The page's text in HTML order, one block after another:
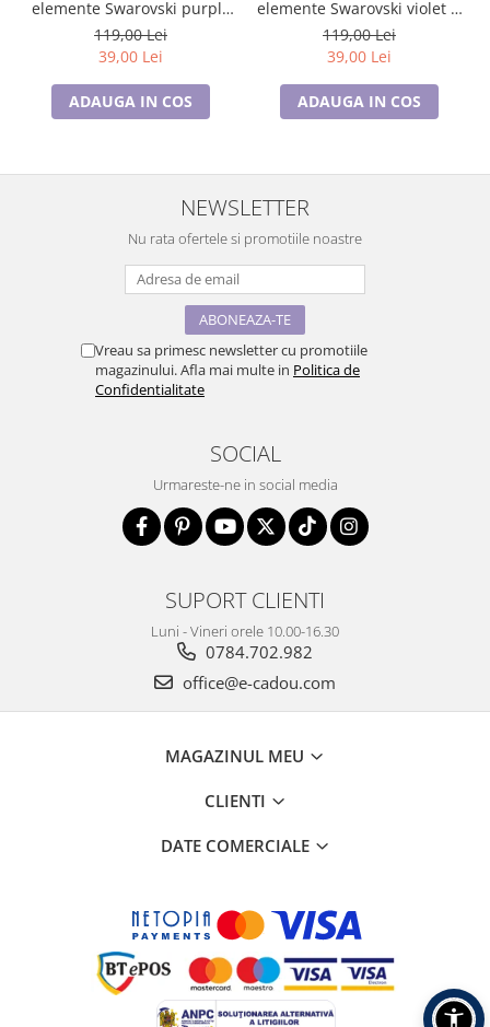
elemente Swarovski purple
si placata cu aur 18K
garantie 6 luni
119,00 Lei
39,00 Lei
ADAUGA IN COS
elemente Swarovski violet si
placata cu aur 18K garantie
6 luni
119,00 Lei
39,00 Lei
ADAUGA IN COS
NEWSLETTER
Nu rata ofertele si promotiile noastre
Vreau sa primesc newsletter cu promotiile
magazinului. Afla mai multe in Politica de
Confidentialitate
SOCIAL
Urmareste-ne in social media
SUPORT CLIENTI
Luni - Vineri orele 10.00-16.30
0784.702.982
office@e-cadou.com
MAGAZINUL MEU
CLIENTI
DATE COMERCIALE